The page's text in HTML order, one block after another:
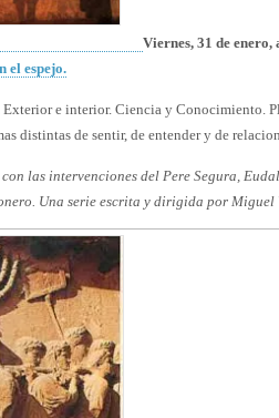
Viernes, 31 de enero,
el espejo.
Exterior e interior. Ciencia y Conocimiento.
distintas de sentir, de entender y de
las intervenciones del Pere Segura,
Una serie escrita y dirigida por Miguel